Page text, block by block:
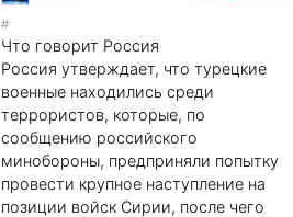
#
Что говорит Россия
Россия утверждает, что турецкие
военные находились среди
террористов, которые, по
сообщению российского
минобороны, предприняли попытку
провести крупное наступление на
позиции войск Сирии, после чего